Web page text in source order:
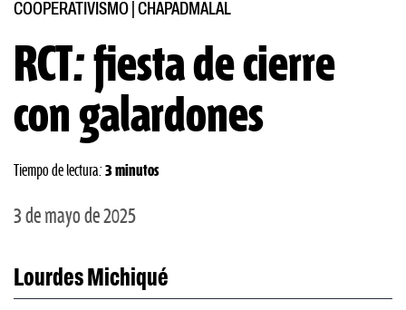
COOPERATIVISMO CHAPADMALAL
RCT: fiesta de cierre
con galardones
Tiempo de lectura: 3 minutos
3 de mayo de 2025
Lourdes Michiqué